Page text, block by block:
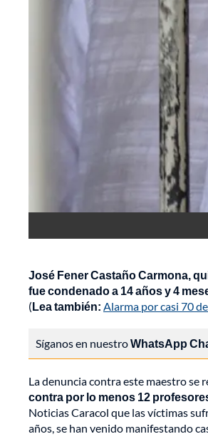
José Fener Castaño Carmona,
fue condenado a 14 años y 4
(Lea también: Alarma por casi 70
Síganos en nuestroWhatsApp
La denuncia contra este maestro se
contra por lo menos 12
Noticias Caracol que las víctimas
años, se han venido manifestando